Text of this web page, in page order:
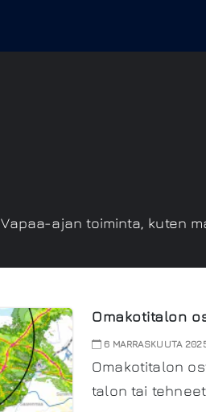
Vapaa-ajan toiminta, kuten
Omakotitalon
6 MARRASKUUTA
Omakotitalon
talon tai